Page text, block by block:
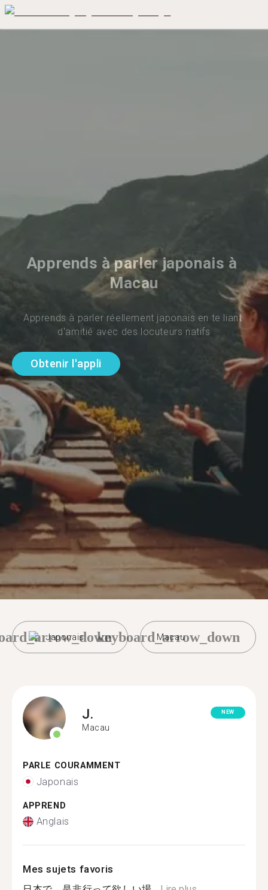
Apprends à parler japonais à
Macau
Apprends à parler réellement japonais en te liant
d'amitié avec des locuteurs natifs
Obtenir l'appli
Japonais Macau
keyboard_arrow_down
J.
Macau
NEW
PARLE COURAMMENT
Japonais
APPREND
Anglais
Mes sujets favoris